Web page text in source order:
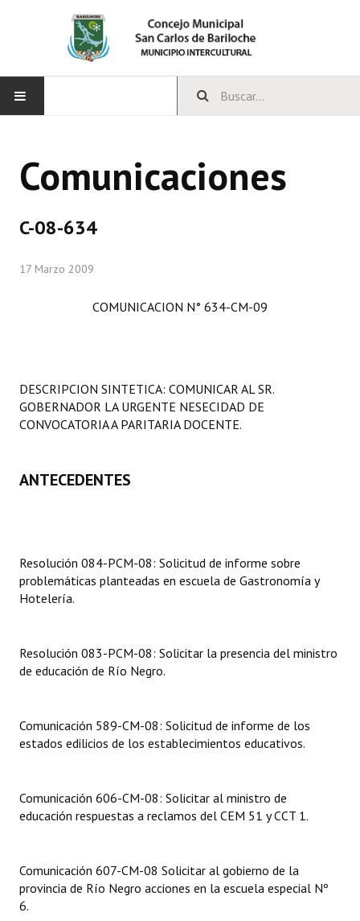
CONCEJO
Comisiones Especiales
LEGISLACIÓN
Constitución Provincial
Digesto
DOCUMENTOS
Proyectos Presentados
Informes de Unidad Coordinadora
Actas de Audiencias Públicas
Comunicaciones
C-08-634
17 Marzo 2009
COMUNICACION N° 634-CM-09
DESCRIPCION SINTETICA: COMUNICAR AL SR.
GOBERNADOR LA URGENTE NESECIDAD DE
CONVOCATORIA A PARITARIA DOCENTE.
ANTECEDENTES
Resolución 084-PCM-08: Solicitud de informe sobre
problemáticas planteadas en escuela de Gastronomía y
Hotelería.
Resolución 083-PCM-08: Solicitar la presencia del ministro
de educación de Río Negro.
Comunicación 589-CM-08: Solicitud de informe de los
estados edilicios de los establecimientos educativos.
Comunicación 606-CM-08: Solicitar al ministro de
educación respuestas a reclamos del CEM 51 y CCT 1.
Comunicación 607-CM-08 Solicitar al gobierno de la
provincia de Río Negro acciones en la escuela especial Nº
6.